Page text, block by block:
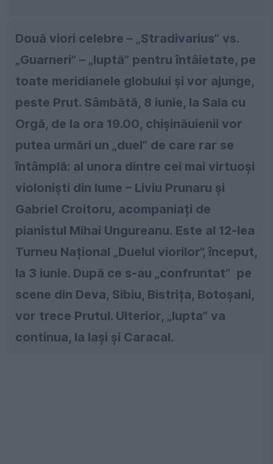
Două viori celebre – „Stradivarius” vs.
„Guarneri” – „luptă” pentru întâietate, pe
toate meridianele globului și vor ajunge,
peste Prut. Sâmbătă, 8 iunie, la Sala cu
Orgă, de la ora 19.00, chișinăuienii vor
putea urmări un „duel” de care rar se
întâmplă: al unora dintre cei mai virtuoși
violoniști din lume – Liviu Prunaru şi
Gabriel Croitoru, acompaniați de
pianistul Mihai Ungureanu. Este al 12-lea
Turneu Național „Duelul viorilor”, început,
la 3 iunie. După ce s-au „confruntat” pe
scene din Deva, Sibiu, Bistrița, Botoșani,
vor trece Prutul. Ulterior, „lupta” va
continua, la Iași și Caracal.